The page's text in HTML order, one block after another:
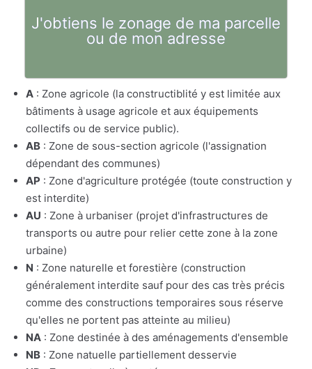
J'obtiens le zonage de ma parcelle
ou de mon adresse
A : Zone agricole (la constructiblité y est limitée aux
bâtiments à usage agricole et aux équipements
collectifs ou de service public).
AB : Zone de sous-section agricole (l'assignation
dépendant des communes)
AP : Zone d'agriculture protégée (toute construction y
est interdite)
AU : Zone à urbaniser (projet d'infrastructures de
transports ou autre pour relier cette zone à la zone
urbaine)
N : Zone naturelle et forestière (construction
généralement interdite sauf pour des cas très précis
comme des constructions temporaires sous réserve
qu'elles ne portent pas atteinte au milieu)
NA : Zone destinée à des aménagements d'ensemble
NB : Zone natuelle partiellement desservie